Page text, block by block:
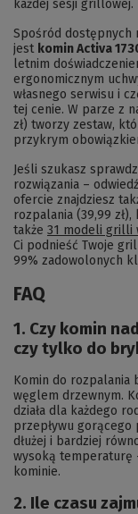
każdej sesji grillowej.
Spośród dostępnych
jest komin Activa
letnim
ergonomicznym
własnego serwisu i
tej cenie. W parze z
zł) tworzy zestaw,
przykrym
Jeśli szukasz
rozwiązania – odwiedź
ofercie znajdziesz
rozpalania (39,99
także 31 modeli grilli
Ci podnieść Twoje
99% zadowolonych
FAQ
1. Czy komin
czy tylko do
Komin do rozpalania
węglem drzewnym.
działa dla każdego
przepływu
dłużej i bardziej
wysoką temperaturę
kominie.
2. Ile czasu